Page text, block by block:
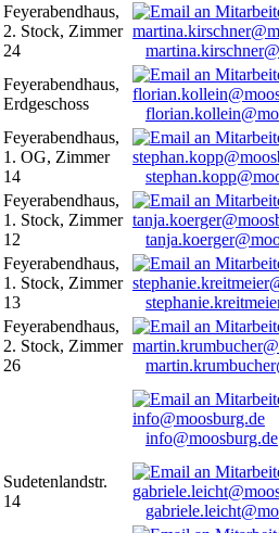
Feyerabendhaus,
2. Stock, Zimmer
24
Feyerabendhaus,
Erdgeschoss
Feyerabendhaus,
1. OG, Zimmer
14
Feyerabendhaus,
1. Stock, Zimmer
12
Feyerabendhaus,
1. Stock, Zimmer
13
Feyerabendhaus,
2. Stock, Zimmer
26
info@moosburg.de
Sudetenlandstr.
14